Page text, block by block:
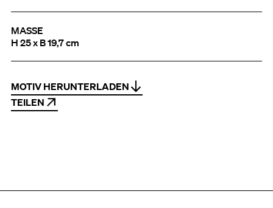
MASSE
H 25 x B 19,7 cm
MOTIV HERUNTERLADEN
TEILEN